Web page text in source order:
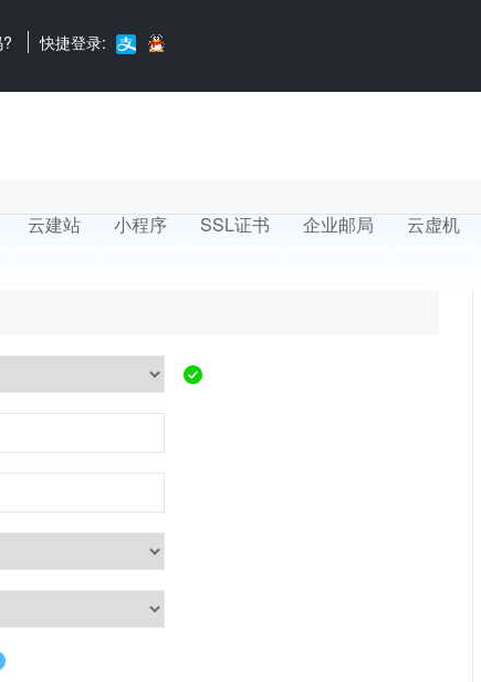
快捷登录:
云建站 小程序 SSL证书 企业邮局 云虚机